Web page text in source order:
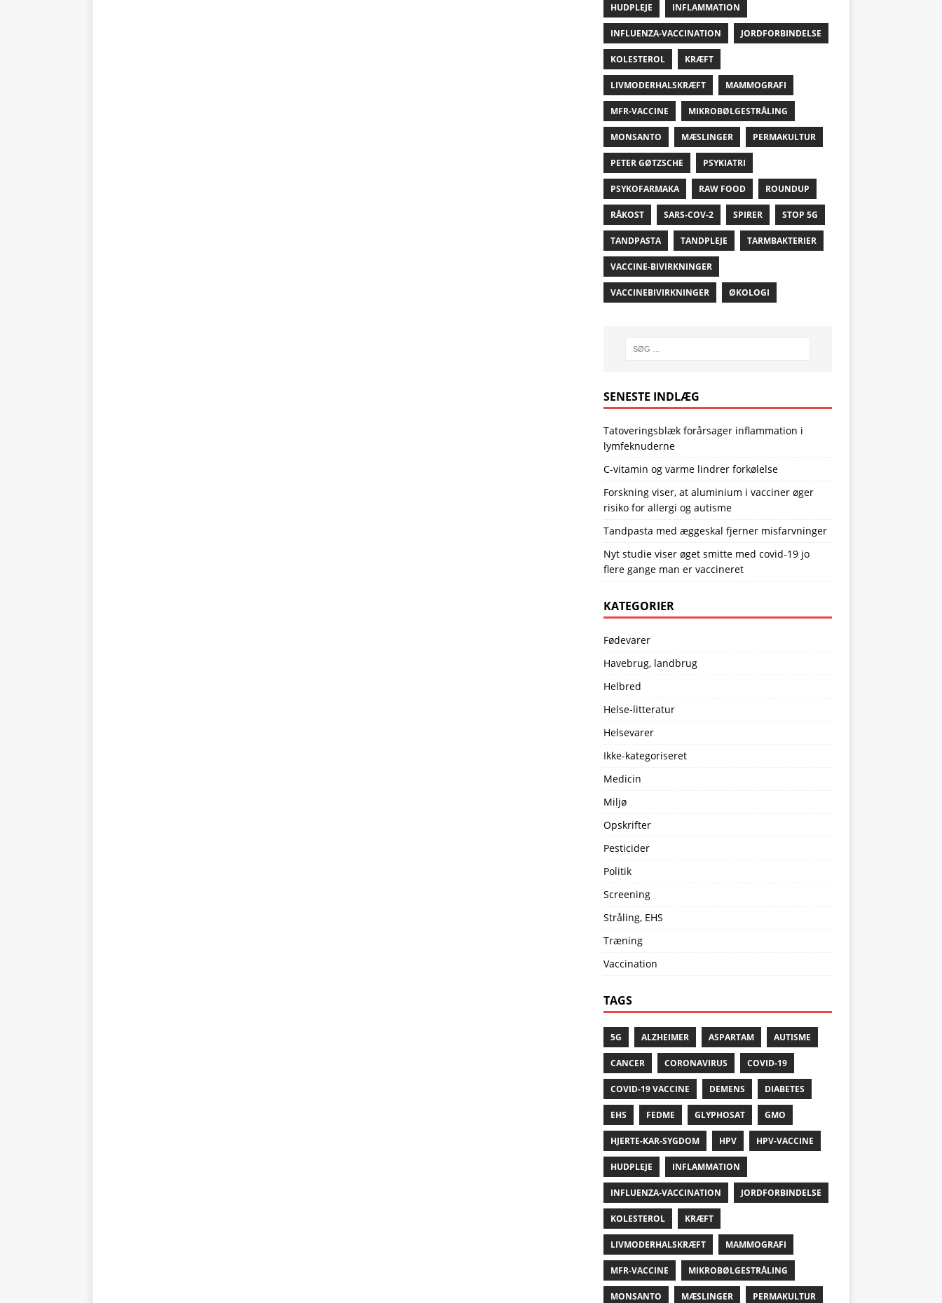
HUDPLEJE INFLAMMATION
INFLUENZA-VACCINATION JORDFORBINDELSE
KOLESTEROL KRÆFT
LIVMODERHALSKRÆFT MAMMOGRAFI
MFR-VACCINE MIKROBØLGESTRÅLING
MONSANTO MÆSLINGER PERMAKULTUR
PETER GØTZSCHE PSYKIATRI
PSYKOFARMAKA RAW FOOD ROUNDUP
RÅKOST SARS-COV-2 SPIRER STOP 5G
TANDPASTA TANDPLEJE TARMBAKTERIER
VACCINE-BIVIRKNINGER
VACCINEBIVIRKNINGER ØKOLOGI
SENESTE INDLÆG
Tatoveringsblæk forårsager inflammation i
lymfeknuderne
C-vitamin og varme lindrer forkølelse
Forskning viser, at aluminium i vacciner øger
risiko for allergi og autisme
Tandpasta med æggeskal fjerner misfarvninger
Nyt studie viser øget smitte med covid-19 jo
flere gange man er vaccineret
KATEGORIER
Fødevarer
Havebrug, landbrug
Helbred
Helse-litteratur
Helsevarer
Ikke-kategoriseret
Medicin
Miljø
Opskrifter
Pesticider
Politik
Screening
Stråling, EHS
Træning
Vaccination
TAGS
5G ALZHEIMER ASPARTAM AUTISME
CANCER CORONAVIRUS COVID-19
COVID-19 VACCINE DEMENS DIABETES
EHS FEDME GLYPHOSAT GMO
HJERTE-KAR-SYGDOM HPV HPV-VACCINE
HUDPLEJE INFLAMMATION
INFLUENZA-VACCINATION JORDFORBINDELSE
KOLESTEROL KRÆFT
LIVMODERHALSKRÆFT MAMMOGRAFI
MFR-VACCINE MIKROBØLGESTRÅLING
MONSANTO MÆSLINGER PERMAKULTUR